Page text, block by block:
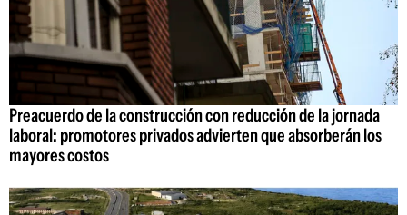
Preacuerdo de la construcción con reducción de la jornada
laboral: promotores privados advierten que absorberán los
mayores costos